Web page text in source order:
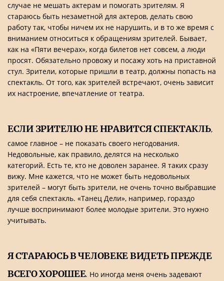
случае не мешать актерам и помогать зрителям. Я
стараюсь быть незаметной для актеров, делать свою
работу так, чтобы ничем их не нарушить, и в то же время с
вниманием относиться к обращениям зрителей. Бывает,
как на «Пяти вечерах», когда билетов нет совсем, а люди
просят. Обязательно провожу и посажу хоть на приставной
стул. Зрители, которые пришли в театр, должны попасть на
спектакль. От того, как зрителей встречают, очень зависит
их настроение, впечатление от театра.
ЕСЛИ ЗРИТЕЛЮ НЕ НРАВИТСЯ СПЕКТАКЛЬ,
самое главное – не показать своего негодования.
Недовольные, как правило, делятся на несколько
категорий. Есть те, кто не доволен заранее. Я таких сразу
вижу. Мне кажется, что не может быть недовольных
зрителей – могут быть зрители, не очень точно выбравшие
для себя спектакль. «Танец Дели», например, гораздо
лучше воспринимают более молодые зрители. Это нужно
учитывать.
Я СТАРАЮСЬ В ЧЕЛОВЕКЕ ВИДЕТЬ ПРЕЖДЕ
ВСЕГО ХОРОШЕЕ. Но иногда меня очень задевают